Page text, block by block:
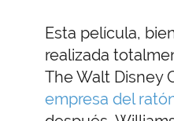
Esta película,
realizada
The Walt Disney
empresa del